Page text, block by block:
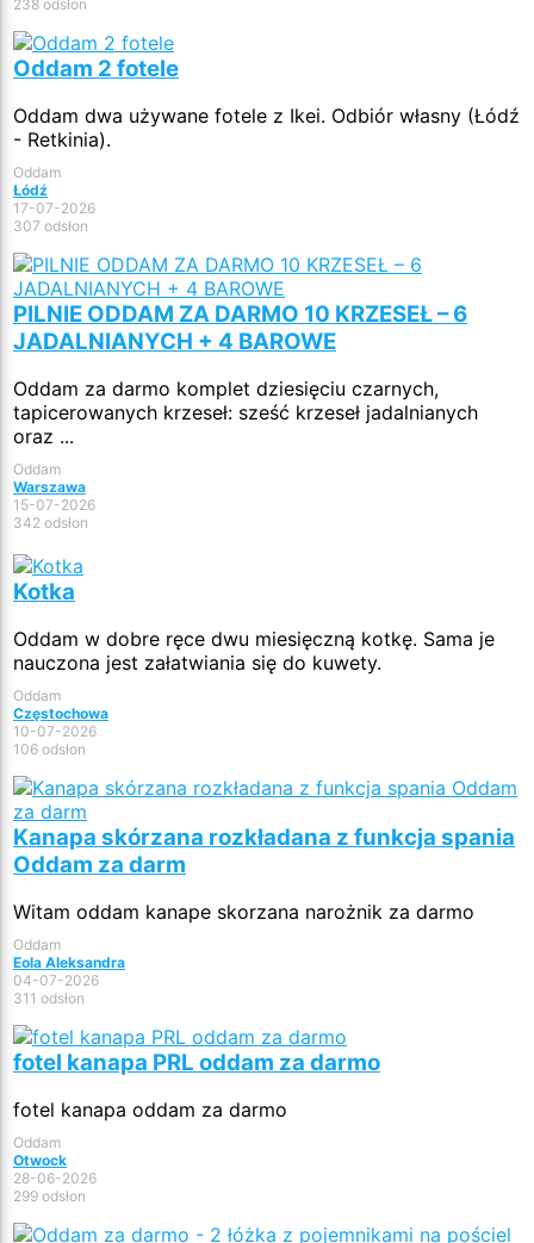
238 odsłon
Oddam 2 fotele
Oddam dwa używane fotele z Ikei. Odbiór własny (Łódź
- Retkinia).
Oddam
Łódź
17-07-2026
307 odsłon
PILNIE ODDAM ZA DARMO 10 KRZESEŁ – 6
JADALNIANYCH + 4 BAROWE
Oddam za darmo komplet dziesięciu czarnych,
tapicerowanych krzeseł: sześć krzeseł jadalnianych
oraz ...
Oddam
Warszawa
15-07-2026
342 odsłon
Kotka
Oddam w dobre ręce dwu miesięczną kotkę. Sama je
nauczona jest załatwiania się do kuwety.
Oddam
Częstochowa
10-07-2026
106 odsłon
Kanapa skórzana rozkładana z funkcja spania
Oddam za darm
Witam oddam kanape skorzana narożnik za darmo
Oddam
Eola Aleksandra
04-07-2026
311 odsłon
fotel kanapa PRL oddam za darmo
fotel kanapa oddam za darmo
Oddam
Otwock
28-06-2026
299 odsłon